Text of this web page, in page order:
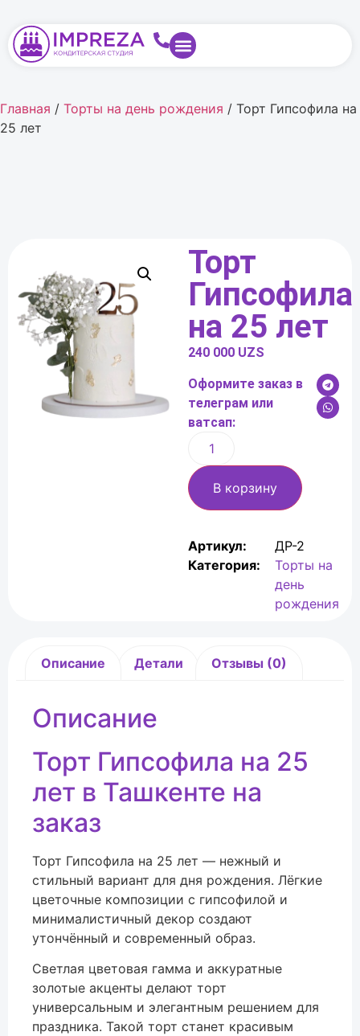
Главная / Торты на день рождения / Торт Гипсофила на
25 лет
Торт
Гипсофила
на 25 лет
240 000 UZS
Оформите заказ в
телеграм или
ватсап:
В корзину
Артикул:
ДР-2
Категория:
Торты на
день
рождения
Описание Детали Отзывы (0)
Описание
Торт Гипсофила на 25
лет в Ташкенте на
заказ
Торт Гипсофила на 25 лет — нежный и
стильный вариант для дня рождения. Лёгкие
цветочные композиции с гипсофилой и
минималистичный декор создают
утончённый и современный образ.
Светлая цветовая гамма и аккуратные
золотые акценты делают торт
универсальным и элегантным решением для
праздника. Такой торт станет красивым